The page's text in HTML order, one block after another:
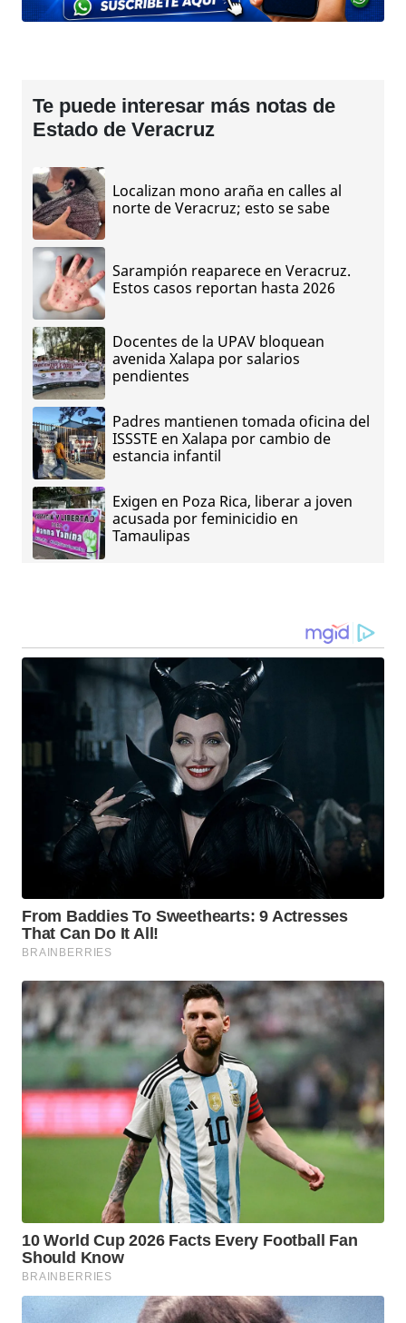
Te puede interesar más notas de
Estado de Veracruz
Localizan mono araña en calles al
norte de Veracruz; esto se sabe
Sarampión reaparece en Veracruz.
Estos casos reportan hasta 2026
Docentes de la UPAV bloquean
avenida Xalapa por salarios
pendientes
Padres mantienen tomada oficina del
ISSSTE en Xalapa por cambio de
estancia infantil
Exigen en Poza Rica, liberar a joven
acusada por feminicidio en
Tamaulipas